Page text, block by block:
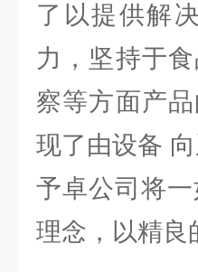
了以提供解
力，坚持于
察等方面产
现了由设备
予卓公司将
理念，以精良